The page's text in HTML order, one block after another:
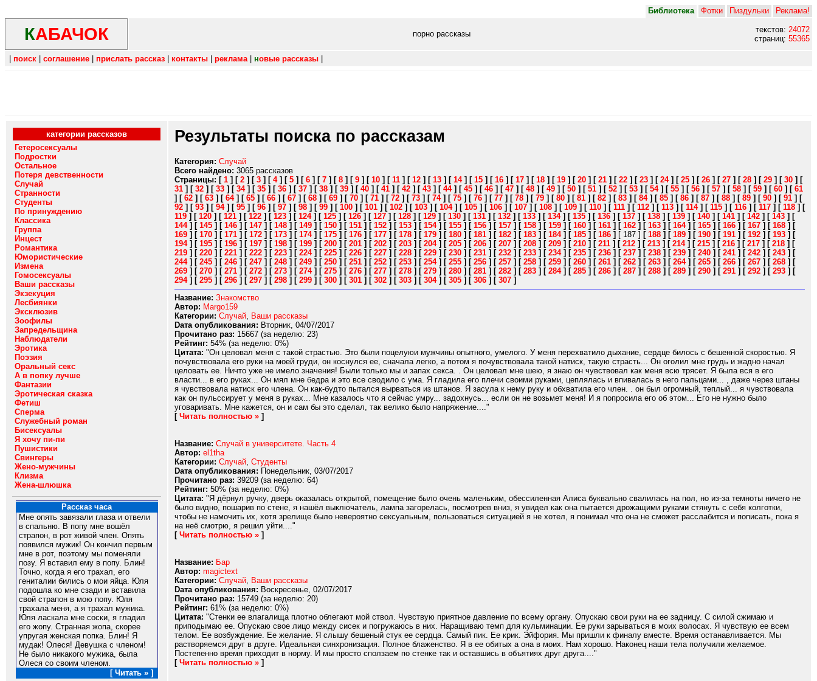
Библиотека Фотки Пиздульки Реклама!
КАБАЧОК порно рассказы текстов: 24072
страниц: 55365
поиск соглашение прислать рассказ контакты реклама| новые рассказы
категории рассказов
Гетеросексуалы
Подростки
Остальное
Потеря девственности
Случай
Странности
Студенты
По принуждению
Классика
Группа
Инцест
Романтика
Юмористические
Измена
Гомосексуалы
Ваши рассказы
Экзекуция
Лесбиянки
Эксклюзив
Зоофилы
Запредельщина
Наблюдатели
Эротика
Поэзия
Оральный секс
А в попку лучше
Фантазии
Эротическая сказка
Фетиш
Сперма
Служебный роман
Бисексуалы
Я хочу пи-пи
Пушистики
Свингеры
Жено-мужчины
Клизма
Жена-шлюшка
Рассказ часа
Мне опять завязали глаза и отвели
в спальню. В попу мне вошёл
страпон, в рот живой член. Опять
появился мужик! Он кончил первым
мне в рот, поэтому мы поменяли
позу. Я вставил ему в попу. Блин!
Точно, когда я его трахал, его
гениталии бились о мои яйца. Юля
подошла ко мне сзади и вставила
свой страпон в мою попу. Юля
трахала меня, а я трахал мужика.
Юля ласкала мне соски, я гладил
его жопу. Странная жопа, скорее
упругая женская попка. Блин! Я
мудак! Олеся! Девушка с членом!
Не было никакого мужика, была
Олеся со своим членом.
[ Читать » ]
Результаты поиска по рассказам
Категория: Случай
Всего найдено: 3065 рассказов
Страницы: [ 1 ] [ 2 ] [ 3 ] [ 4] [ 5 ] [ 6 ] [ 7 ] [ 8 ] [ 9 ] [ 10 ] [ 11 ] [ 12 ] [ 13 ] [ 14] [ 15 ] [ 16 ] [ 17 ] [ 18 ] [ 19 ] [ 20 ] [ 21 ] [ 22 ] [ 23 ] [ 24] [ 25 ] [ 26 ] [ 27 ] [ 28 ] [ 29 ] [ 30 ] [
31 ] [ 32 ] [ 33 ] [ 34] [ 35 ] [ 36 ] [ 37 ] [ 38 ] [ 39 ] [ 40 ] [ 41 ] [ 42 ] [ 43 ] [ 44] [ 45 ] [ 46 ] [ 47 ] [ 48 ] [ 49 ] [ 50 ] [ 51 ] [ 52 ] [ 53 ] [ 54] [ 55 ] [ 56 ] [ 57 ] [ 58 ] [ 59 ] [ 60 ] [ 61
] [ 62 ] [ 63 ] [ 64] [ 65 ] [ 66 ] [ 67 ] [ 68 ] [ 69 ] [ 70 ] [ 71 ] [ 72 ] [ 73 ] [ 74] [ 75 ] [ 76 ] [ 77 ] [ 78 ] [ 79 ] [ 80 ] [ 81 ] [ 82 ] [ 83 ] [ 84] [ 85 ] [ 86 ] [ 87 ] [ 88 ] [ 89 ] [ 90 ] [ 91 ] [
92 ] [ 93 ] [ 94] [ 95 ] [ 96 ] [ 97 ] [ 98 ] [ 99 ] [ 100 ] [ 101 ] [ 102 ] [ 103 ] [ 104] [ 105 ] [ 106 ] [ 107 ] [ 108 ] [ 109 ] [ 110 ] [ 111 ] [ 112 ] [ 113 ] [ 114] [ 115 ] [ 116 ] [ 117 ] [ 118 ] [
119 ] [ 120 ] [ 121 ] [ 122 ] [ 123 ] [ 124] [ 125 ] [ 126 ] [ 127 ] [ 128 ] [ 129 ] [ 130 ] [ 131 ] [ 132 ] [ 133 ] [ 134] [ 135 ] [ 136 ] [ 137 ] [ 138 ] [ 139 ] [ 140 ] [ 141 ] [ 142 ] [ 143 ] [
144] [ 145 ] [ 146 ] [ 147 ] [ 148 ] [ 149 ] [ 150 ] [ 151 ] [ 152 ] [ 153 ] [ 154] [ 155 ] [ 156 ] [ 157 ] [ 158 ] [ 159 ] [ 160 ] [ 161 ] [ 162 ] [ 163 ] [ 164] [ 165 ] [ 166 ] [ 167 ] [ 168 ] [
169 ] [ 170 ] [ 171 ] [ 172 ] [ 173 ] [ 174] [ 175 ] [ 176 ] [ 177 ] [ 178 ] [ 179 ] [ 180 ] [ 181 ] [ 182 ] [ 183 ] [ 184] [ 185 ] [ 186 ] [ 187 ] [ 188 ] [ 189 ] [ 190 ] [ 191 ] [ 192 ] [ 193 ] [
194] [ 195 ] [ 196 ] [ 197 ] [ 198 ] [ 199 ] [ 200 ] [ 201 ] [ 202 ] [ 203 ] [ 204] [ 205 ] [ 206 ] [ 207 ] [ 208 ] [ 209 ] [ 210 ] [ 211 ] [ 212 ] [ 213 ] [ 214] [ 215 ] [ 216 ] [ 217 ] [ 218 ] [
219 ] [ 220 ] [ 221 ] [ 222 ] [ 223 ] [ 224] [ 225 ] [ 226 ] [ 227 ] [ 228 ] [ 229 ] [ 230 ] [ 231 ] [ 232 ] [ 233 ] [ 234] [ 235 ] [ 236 ] [ 237 ] [ 238 ] [ 239 ] [ 240 ] [ 241 ] [ 242 ] [ 243 ] [
244] [ 245 ] [ 246 ] [ 247 ] [ 248 ] [ 249 ] [ 250 ] [ 251 ] [ 252 ] [ 253 ] [ 254] [ 255 ] [ 256 ] [ 257 ] [ 258 ] [ 259 ] [ 260 ] [ 261 ] [ 262 ] [ 263 ] [ 264] [ 265 ] [ 266 ] [ 267 ] [ 268 ] [
269 ] [ 270 ] [ 271 ] [ 272 ] [ 273 ] [ 274] [ 275 ] [ 276 ] [ 277 ] [ 278 ] [ 279 ] [ 280 ] [ 281 ] [ 282 ] [ 283 ] [ 284] [ 285 ] [ 286 ] [ 287 ] [ 288 ] [ 289 ] [ 290 ] [ 291 ] [ 292 ] [ 293 ] [
294] [ 295 ] [ 296 ] [ 297 ] [ 298 ] [ 299 ] [ 300 ] [ 301 ] [ 302 ] [ 303 ] [ 304] [ 305 ] [ 306 ] [ 307 ]
Название: Знакомство
Автор: Margo159
Категории: Случай, Ваши рассказы
Dата опубликования: Вторник, 04/07/2017
Прочитано раз: 15667 (за неделю: 23)
Рейтинг: 54% (за неделю: 0%)
Цитата: "Он целовал меня с такой страстью. Это были поцелуюи мужчины опытного, умелого. У меня перехватило дыхание, сердце билось с бешенной скоростью. Я
почувствовала его руки на моей груди, он коснулся ее, сначала легко, а потом я почувствовала такой натиск, такую страсть... Он оголил мне грудь и жадно начал
целовать ее. Ничто уже не имело значения! Были только мы и запах секса. . Он целовал мне шею, я знаю он чувствовал как меня всю трясет. Я была вся в его
власти... в его руках... Он мял мне бедра и это все сводило с ума. Я гладила его плечи своими руками, цеплялась и впивалась в него пальцами... , даже через штаны
я чувствовала натиск его члена. Он как-будто пытался вырваться из штанов. Я засула к нему руку и обхватила его член. . он был огромный, теплый... я чувствовала
как он пульссирует у меня в руках... Мне казалось что я сейчас умру... задохнусь... если он не возьмет меня! И я попросила его об этом... Его не нужно было
уговаривать. Мне кажется, он и сам бы это сделал, так велико было напряжение...."
[ Читать полностью » ]
Название: Случай в университете. Часть 4
Автор: el1tha
Категории: Случай, Студенты
Dата опубликования: Понедельник, 03/07/2017
Прочитано раз: 39209 (за неделю: 64)
Рейтинг: 50% (за неделю: 0%)
Цитата: "Я дёрнул ручку, дверь оказалась открытой, помещение было очень маленьким, обессиленная Алиса буквально свалилась на пол, но из-за темноты ничего не
было видно, пошарив по стене, я нашёл выключатель, лампа загорелась, посмотрев вниз, я увидел как она пытается дрожащими руками стянуть с себя колготки,
чтобы не намочить их, хотя зрелище было невероятно сексуальным, пользоваться ситуацией я не хотел, я понимал что она не сможет расслабится и пописать, пока я
на неё смотрю, я решил уйти...."
[ Читать полностью » ]
Название: Бар
Автор: magictext
Категории: Случай, Ваши рассказы
Dата опубликования: Воскресенье, 02/07/2017
Прочитано раз: 15749 (за неделю: 20)
Рейтинг: 61% (за неделю: 0%)
Цитата: "Стенки ее влагалища плотно облегают мой ствол. Чувствую приятное давление по всему органу. Опускаю свои руки на ее задницу. С силой сжимаю и
приподымаю ее. Опускаю свое лицо между сисек и погружаюсь в них. Наращиваю темп для кульминации. Ее руки зарываться в моих волосах. Я чувствую ее всем
телом. Ее возбуждение. Ее желание. Я слышу бешеный стук ее сердца. Самый пик. Ее крик. Эйфория. Мы пришли к финалу вместе. Время останавливается. Мы
растворяемся друг в друге. Идеальная синхронизация. Полное блаженство. Я в ее обитых а она в моих. Нам хорошо. Наконец наши тела получили желаемое.
Постепенно время приходит в норму. И мы просто сползаем по стенке так и оставшись в объятиях друг друга...."
[ Читать полностью » ]